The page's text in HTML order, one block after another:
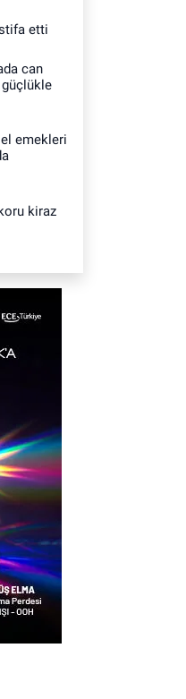
etti
can
güçlükle
el emekleri
kiraz